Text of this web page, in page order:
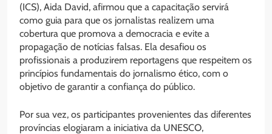
(ICS), Aida David, afirmou que a capacitação servirá
como guia para que os jornalistas realizem uma
cobertura que promova a democracia e evite a
propagação de notícias falsas. Ela desafiou os
profissionais a produzirem reportagens que respeitem os
princípios fundamentais do jornalismo ético, com o
objetivo de garantir a confiança do público.
Por sua vez, os participantes provenientes das diferentes
províncias elogiaram a iniciativa da UNESCO,